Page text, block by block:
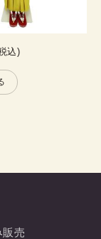
込)
売